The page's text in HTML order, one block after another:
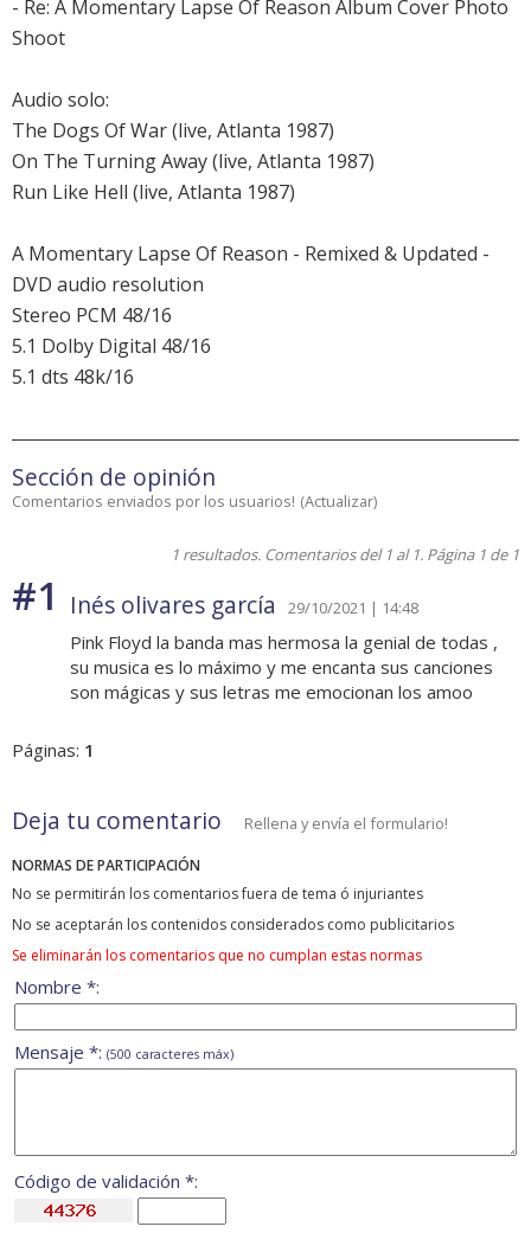
- Re: A Momentary Lapse Of Reason Album Cover Photo
Shoot
Audio solo:
The Dogs Of War (live, Atlanta 1987)
On The Turning Away (live, Atlanta 1987)
Run Like Hell (live, Atlanta 1987)
A Momentary Lapse Of Reason - Remixed & Updated -
DVD audio resolution
Stereo PCM 48/16
5.1 Dolby Digital 48/16
5.1 dts 48k/16
Sección de opinión
Comentarios enviados por los usuarios! (Actualizar)
1 resultados. Comentarios del 1 al 1. Página 1 de 1
#1 Inés olivares garcía 29/10/2021 | 14:48
Pink Floyd la banda mas hermosa la genial de todas ,
su musica es lo máximo y me encanta sus canciones
son mágicas y sus letras me emocionan los amoo
Páginas: 1
Deja tu comentario Rellena y envía el formulario!
NORMAS DE PARTICIPACIÓN
No se permitirán los comentarios fuera de tema ó injuriantes
No se aceptarán los contenidos considerados como publicitarios
Se eliminarán los comentarios que no cumplan estas normas
Nombre *:
Mensaje *: (500 caracteres máx)
Código de validación *: